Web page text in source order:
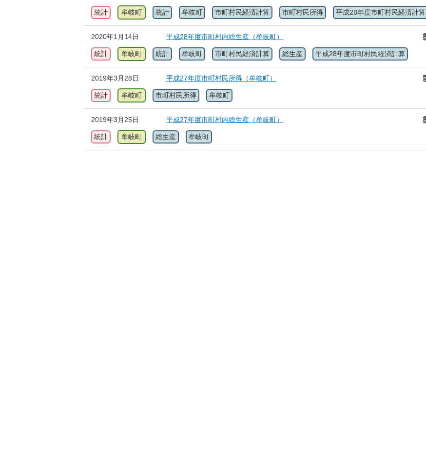
統計 牟岐町 統計 牟岐町 市町村民経済計算 市町村民所得 平成28年度市町村民経済計算
2020年1月14日 平成28年度市町村内総生産（牟岐町）
統計 牟岐町 統計 牟岐町 市町村民経済計算 総生産 平成28年度市町村民経済計算
2019年3月28日 平成27年度市町村民所得（牟岐町）
統計 牟岐町 市町村民所得 牟岐町
2019年3月25日 平成27年度市町村内総生産（牟岐町）
統計 牟岐町 総生産 牟岐町